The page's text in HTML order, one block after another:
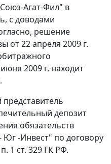
Агат-Фил" в
с доводами
решение
от 22 апреля 2009 г.
2009 г. находит
депозит
обязательств
-Инвест" по договору
п. 1 ст. 329 ГК РФ.